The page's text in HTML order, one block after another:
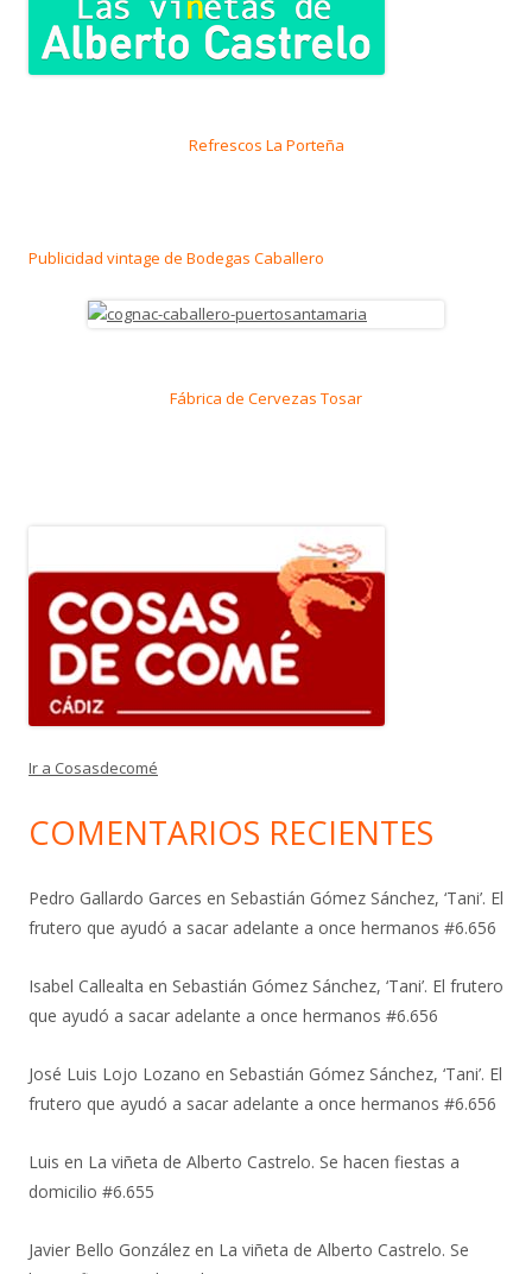
Refrescos La Porteña
Publicidad vintage de Bodegas Caballero
Fábrica de Cervezas Tosar
Ir a Cosasdecomé
COMENTARIOS RECIENTES
Pedro Gallardo Garces en Sebastián Gómez Sánchez, ‘Tani’. El
frutero que ayudó a sacar adelante a once hermanos #6.656
Isabel Callealta en Sebastián Gómez Sánchez, ‘Tani’. El frutero
que ayudó a sacar adelante a once hermanos #6.656
José Luis Lojo Lozano en Sebastián Gómez Sánchez, ‘Tani’. El
frutero que ayudó a sacar adelante a once hermanos #6.656
Luis en La viñeta de Alberto Castrelo. Se hacen fiestas a
domicilio #6.655
Javier Bello González en La viñeta de Alberto Castrelo. Se